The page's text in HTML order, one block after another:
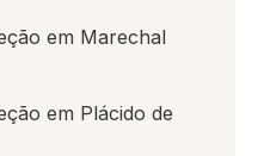
em Marechal
em Plácido de